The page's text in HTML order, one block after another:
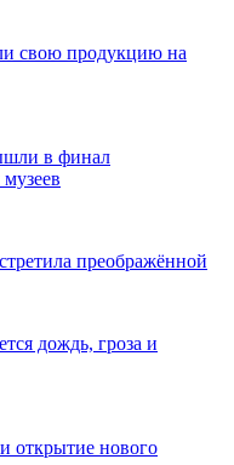
свою продукцию на
в финал
преображённой
дождь, гроза и
открытие нового